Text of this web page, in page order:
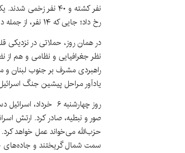
نفر کشته و ۴۰ نفر
رخ داد؛ جایی که ۱۴ نفر، از جمله دو کودک و سه زن، کشته شدند.
در همان روز، حملاتی در
نظر جغرافیایی و نظامی و هم از
راهبردی مشرف بر جنوب لبنان و
یادآور مراحل پیشین جنگ
روز چهارشنبه ۶
صور و نبطیه، صادر کرد. ارتش
حزب‌الله می‌خواند عمل خواهد
سمت شمال گریختند و جاده‌های